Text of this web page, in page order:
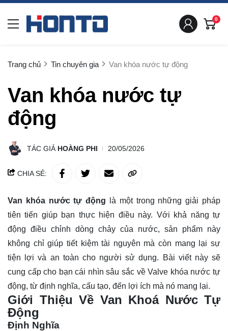
0
Trang chủ Tin chuyên gia Van khóa nước tự động
Van khóa nước tự
động
TÁC GIẢ HOÀNG PHI 20/05/2026
CHIA SẺ:
Van khóa nước tự động là một trong những giải pháp
tiên tiến giúp bạn thực hiện điều này. Với khả năng tự
động điều chỉnh dòng chảy của nước, sản phẩm này
không chỉ giúp tiết kiệm tài nguyên mà còn mang lại sự
tiện lợi và an toàn cho người sử dụng. Bài viết này sẽ
cung cấp cho bạn cái nhìn sâu sắc về Valve khóa nước tự
động, từ định nghĩa, cấu tạo, đến lợi ích mà nó mang lại.
Giới Thiệu Về Van Khoá Nước Tự
Động
Định Nghĩa